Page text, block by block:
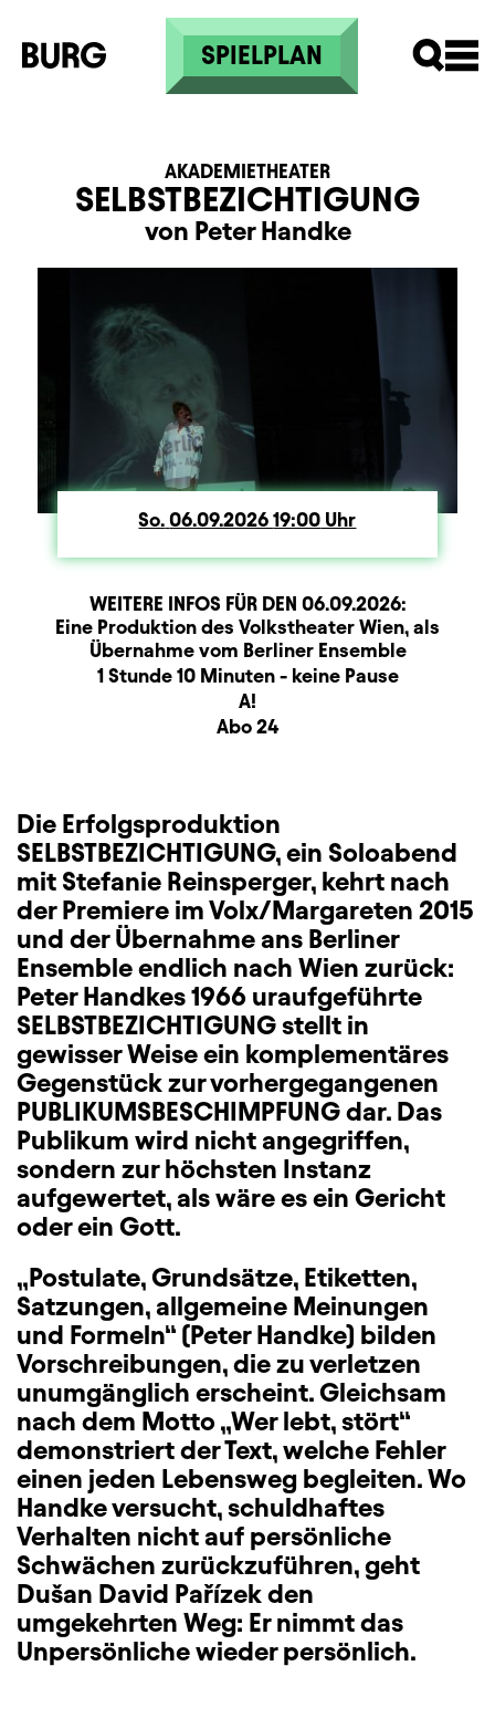
Direkt zum Inhalt
SPIELPLAN
SELBSTBEZICHTIGUNG
AKADEMIETHEATER
von Peter Handke
So. Sonntag
06.09.202619:00 Uhr
WEITERE INFOS FÜR DEN 06.09.2026:
Beschreibung Information
Produktionspartner
Eine Produktion des Volkstheater Wien, als
Übernahme vom Berliner Ensemble
Dauer und Pausen
1 Stunde 10 Minuten - keine Pause
A!
Abo 24
Die Erfolgsproduktion
SELBSTBEZICHTIGUNG, ein Soloabend
mit Stefanie Reinsperger, kehrt nach
der Premiere im Volx/Margareten 2015
und der Übernahme ans Berliner
Ensemble endlich nach Wien zurück:
Peter Handkes 1966 uraufgeführte
SELBSTBEZICHTIGUNG stellt in
gewisser Weise ein komplementäres
Gegenstück zur vorhergegangenen
PUBLIKUMSBESCHIMPFUNG dar. Das
Publikum wird nicht angegriffen,
sondern zur höchsten Instanz
aufgewertet, als wäre es ein Gericht
oder ein Gott.
„Postulate, Grundsätze, Etiketten,
Satzungen, allgemeine Meinungen
und Formeln“ (Peter Handke) bilden
Vorschreibungen, die zu verletzen
unumgänglich erscheint. Gleichsam
nach dem Motto „Wer lebt, stört“
demonstriert der Text, welche Fehler
einen jeden Lebensweg begleiten. Wo
Handke versucht, schuldhaftes
Verhalten nicht auf persönliche
Schwächen zurückzuführen, geht
Dušan David Pařízek den
umgekehrten Weg: Er nimmt das
Unpersönliche wieder persönlich.